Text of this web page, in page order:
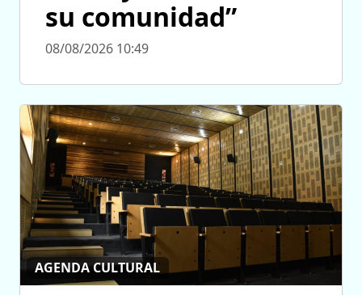
su comunidad”
08/08/2026 10:49
AGENDA CULTURAL